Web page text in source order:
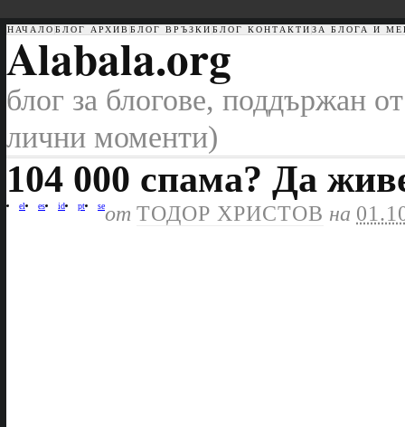
НАЧАЛО БЛОГ АРХИВ БЛОГ ВРЪЗКИ БЛОГ КОНТАКТИ ЗА БЛОГА И
Alabala.org
блог за блогове, поддържан
лични моменти)
104 000 спама? Да
el es id pt seот ТОДОР ХРИСТОВ на